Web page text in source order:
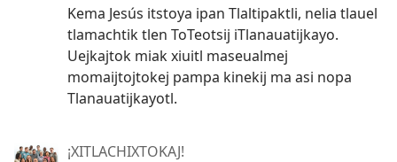
Kema Jesús itstoya ipan Tlaltipaktli, nelia tlauel
tlamachtik tlen ToTeotsij iTlanauatijkayo.
Uejkajtok miak xiuitl maseualmej
momaijtojtokej pampa kinekij ma asi nopa
Tlanauatijkayotl.
¡XITLACHIXTOKAJ!